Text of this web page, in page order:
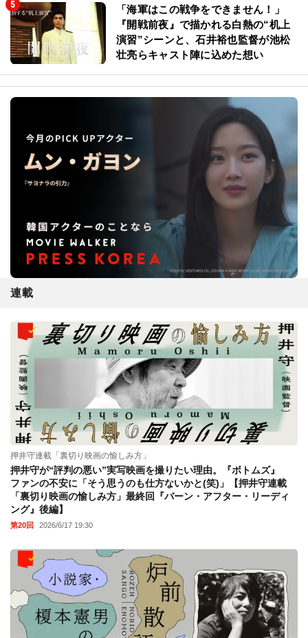
「海軍はこの戦争をできません！」
『開戦前夜』で描かれる白熱の“机上
演習”シーンと、石井裕也監督が池松
壮亮らキャスト陣に込めた想い
連載
押井守連載「裏切り映画の愉しみ方」
押井守が“評判の悪い”実写映画を撮りたい理由。『ボトムズ』
ファンの不安に「そう思うのも仕方ないかと(笑)」【押井守連載
「裏切り映画の愉しみ方」最終回『バーン・アフター・リーディ
ング』後編】
第20回 2026/6/17 19:30